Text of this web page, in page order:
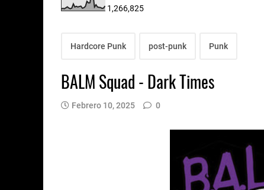
1,266,825
Hardcore Punk post-punk Punk
BALM Squad - Dark Times
Febrero 10, 2025 0